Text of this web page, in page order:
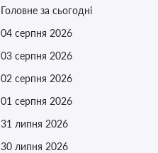
Головне за сьогодні
04 серпня 2026
03 серпня 2026
02 серпня 2026
01 серпня 2026
31 липня 2026
30 липня 2026